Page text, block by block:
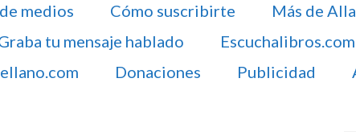
medios Cómo suscribirte Más de
tu mensaje hablado Escuchalibros.com
Donaciones Publicidad